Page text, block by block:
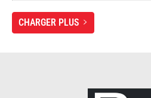
CHARGER PLUS